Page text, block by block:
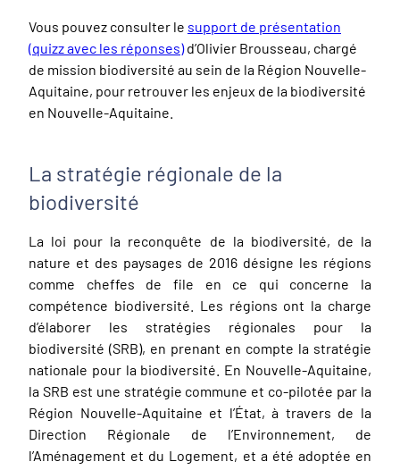
Vous pouvez consulter le support de présentation
(quizz avec les réponses)d’Olivier Brousseau, chargé
de mission biodiversité au sein de la Région Nouvelle-
Aquitaine, pour retrouver les enjeux de la biodiversité
en Nouvelle-Aquitaine.
La stratégie régionale de la
biodiversité
La loi pour la reconquête de la biodiversité, de la
nature et des paysages de 2016 désigne les régions
comme cheffes de file en ce qui concerne la
compétence biodiversité. Les régions ont la charge
d’élaborer les stratégies régionales pour la
biodiversité (SRB), en prenant en compte la stratégie
nationale pour la biodiversité. En Nouvelle-Aquitaine,
la SRB est une stratégie commune et co-pilotée par la
Région Nouvelle-Aquitaine et l’État, à travers de la
Direction Régionale de l’Environnement, de
l’Aménagement et du Logement, et a été adoptée en